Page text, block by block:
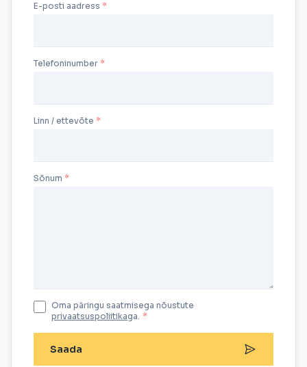
Sõnum
E-posti aadress
Telefoninumber
Linn / ettevõte
Oma päringu saatmisega nõustute
privaatsuspoliitikaga. *
Saada